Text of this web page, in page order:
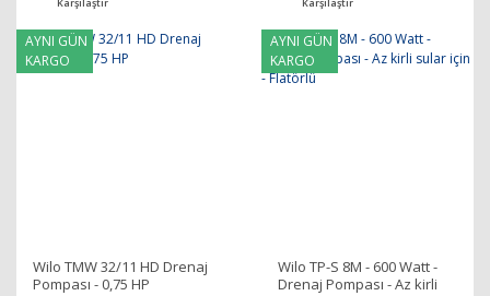
Karşılaştır Karşılaştır
AYNI GÜN
KARGO
Wilo TMW 32/11 HD Drenaj
Pompası - 0,75 HP
AYNI GÜN
KARGO
Wilo TP-S 8M - 600 Watt -
Drenaj Pompası - Az kirli